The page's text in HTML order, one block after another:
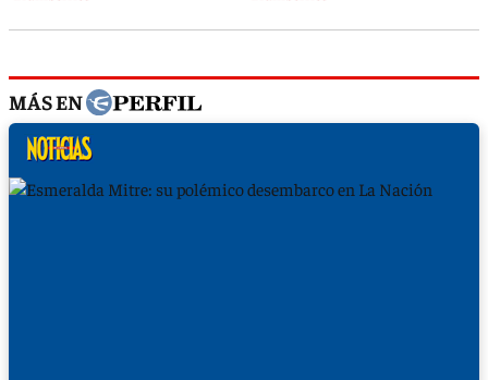
MÁS EN